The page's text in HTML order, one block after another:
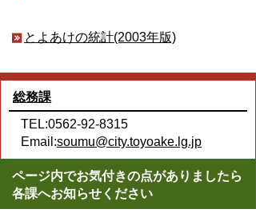
とよあけの統計(2003年版)
総務課
TEL:0562-92-8315
Email:soumu@city.toyoake.lg.jp
ページ内でお気付きの点がありましたら
各課へお知らせください